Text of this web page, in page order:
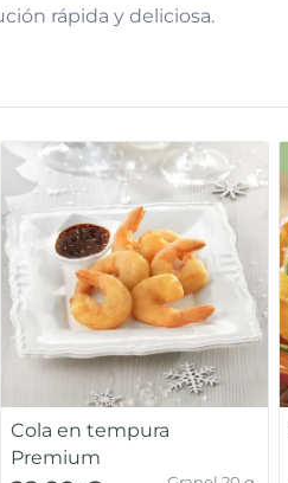
rápida y deliciosa.
Cola en tempura
Premium